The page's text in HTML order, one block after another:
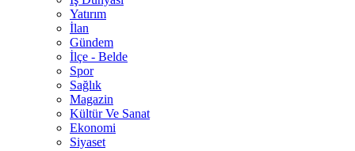
Yatırım
İlan
Gündem
İlçe - Belde
Spor
Sağlık
Magazin
Kültür Ve Sanat
Ekonomi
Siyaset